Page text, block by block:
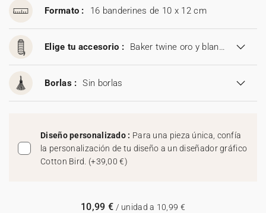
Formato : 16 banderines de 10 x 12 cm
Elige tu accesorio : Baker twine oro y blanco
Borlas : Sin borlas
Diseño personalizado : Para una pieza única, confía
la personalización de tu diseño a un diseñador gráfico
Cotton Bird. (+39,00 €)
10,99 € / unidad a 10,99 €